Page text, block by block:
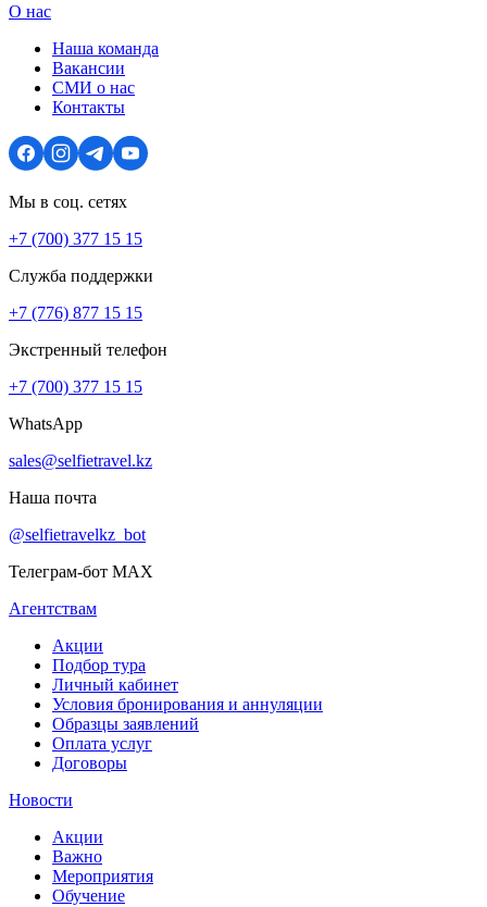
О нас
Наша команда
Вакансии
СМИ о нас
Контакты
Мы в соц. сетях
+7 (700) 377 15 15
Служба поддержки
+7 (776) 877 15 15
Экстренный телефон
+7 (700) 377 15 15
WhatsApp
sales@selfietravel.kz
Наша почта
@selfietravelkz_bot
Телеграм-бот MAX
Агентствам
Акции
Подбор тура
Личный кабинет
Условия бронирования и аннуляции
Образцы заявлений
Оплата услуг
Договоры
Новости
Акции
Важно
Мероприятия
Обучение